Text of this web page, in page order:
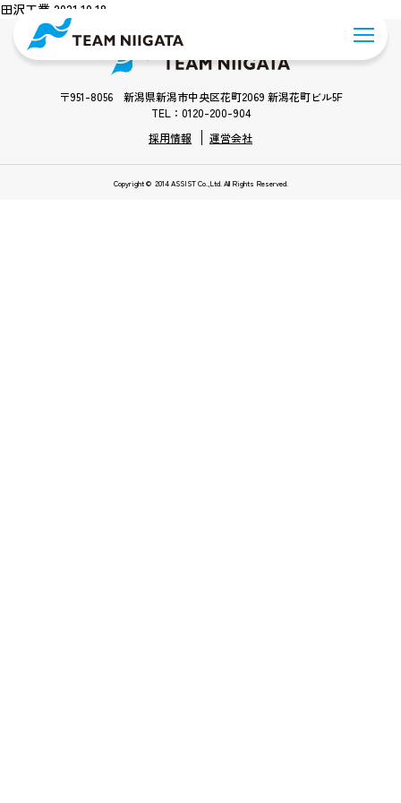
田沢工業 2021.10.18
〒951-8056 新潟県新潟市中央区花町2069 新潟花町ビル5F
TEL：0120-200-904
採用情報
運営会社
Copyright © 2014 ASSIST Co.,Ltd. All Rights Reserved.